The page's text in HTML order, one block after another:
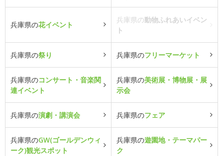
兵庫県の花イベント
兵庫県の動物ふれあいイベン
ト
兵庫県の祭り 兵庫県のフリーマーケット
兵庫県のコンサート・音楽関
連イベント
兵庫県の美術展・博物展・展
示会
兵庫県の演劇・講演会 兵庫県のフェア
兵庫県のGW(ゴールデンウィ
ーク)観光スポット
兵庫県の遊園地・テーマパー
ク